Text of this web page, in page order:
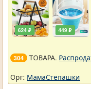
624 ₽ 449 ₽
304 ТОВАРА.
Орг: МамаСтепашки